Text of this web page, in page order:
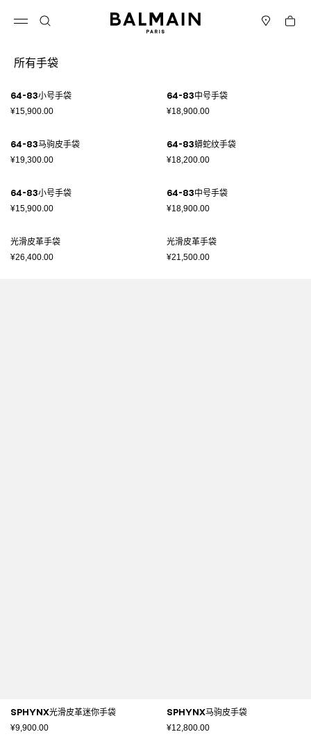
购物车
所有手袋
64-83小号手袋
¥15,900.00
64-83中号手袋
¥18,900.00
64-83马驹皮手袋
¥19,300.00
64-83蟒蛇纹手袋
¥18,200.00
64-83小号手袋
¥15,900.00
64-83中号手袋
¥18,900.00
光滑皮革手袋
¥26,400.00
光滑皮革手袋
¥21,500.00
SPHYNX光滑皮革迷你手袋
¥9,900.00
SPHYNX马驹皮手袋
¥12,800.00